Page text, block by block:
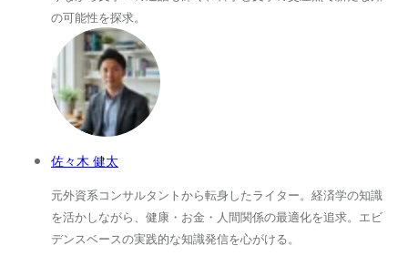
の可能性を探求。
佐々木 健太
元外資系コンサルタントから転身したライター。経済学の知識
を活かしながら、健康・お金・人間関係の最適化を追求。エビ
デンスベースの実践的な知識発信を心がける。